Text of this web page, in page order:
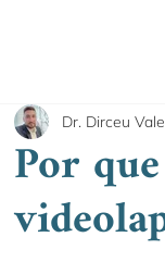
Por
Dr. Dirceu